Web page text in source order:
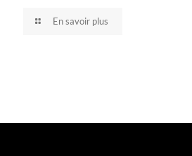
En savoir plus